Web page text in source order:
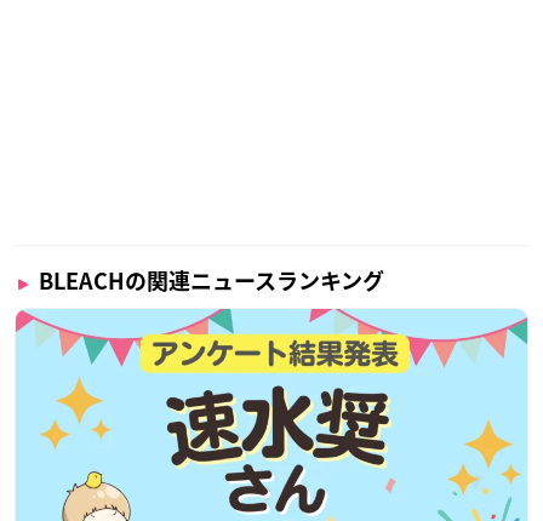
BLEACHの関連ニュースランキング